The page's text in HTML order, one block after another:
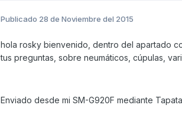
Publicado 28 de Noviembre del 2015
hola rosky bienvenido, dentro del apartado
tus preguntas, sobre neumáticos, cúpulas,
Enviado desde mi SM-G920F mediante